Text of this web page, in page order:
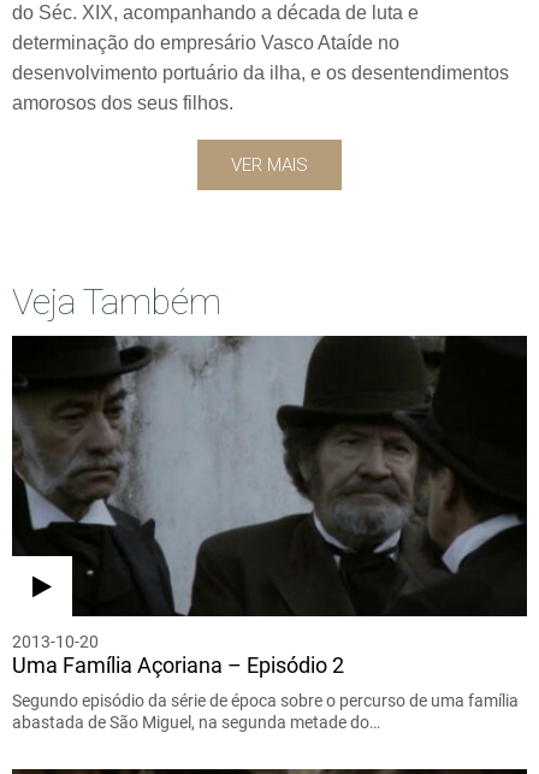
do Séc. XIX, acompanhando a década de luta e
determinação do empresário Vasco Ataíde no
desenvolvimento portuário da ilha, e os desentendimentos
amorosos dos seus filhos.
VER MAIS
Veja Também
2013-10-20
Uma Família Açoriana – Episódio 2
Segundo episódio da série de época sobre o percurso de uma família
abastada de São Miguel, na segunda metade do…